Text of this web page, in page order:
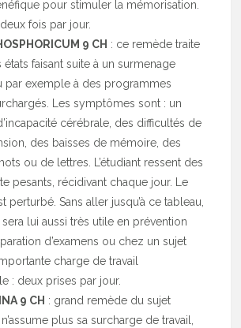
pour stimuler la mémorisation.
fois par jour.
9 CH : ce remède traite
états faisant suite à un surmenage
par exemple à des programmes
Les symptômes sont : un
cérébrale, des difficultés de
des baisses de mémoire, des
ou de lettres. L’étudiant ressent des
pesants, récidivant chaque jour. Le
perturbé. Sans aller jusqu’à ce tableau,
lui aussi très utile en prévention
d’examens ou chez un sujet
charge de travail
: deux prises par jour.
9 CH : grand remède du sujet
plus sa surcharge de travail,